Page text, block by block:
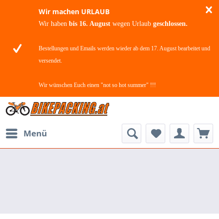
Wir machen URLAUB
Wir haben bis 16. August wegen Urlaub geschlossen.
Bestellungen und Emails werden wieder ab dem 17. August bearbeitet und
versendet.
Wir wünschen Euch einen "not so hot summer" !!!
Menü